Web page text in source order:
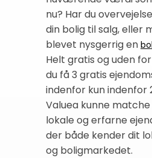
nu? Har du
din bolig til salg, eller
blevet nysgerrig en
Helt gratis og uden
du få 3 gratis
indenfor kun indenfor
Valuea kunne matche
lokale og erfarne
der både kender dit
og boligmarkedet.